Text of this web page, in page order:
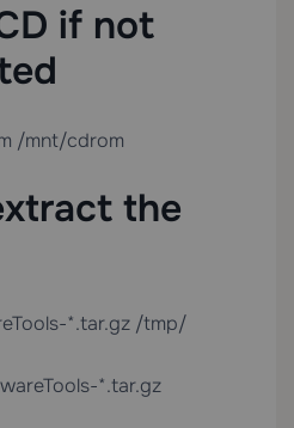
if not
/mnt/cdrom
the
*.tar.gz /tmp/
*.tar.gz